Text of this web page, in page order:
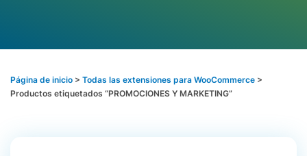
Página de inicio > Todas las extensiones para WooCommerce >
Productos etiquetados “PROMOCIONES Y MARKETING”